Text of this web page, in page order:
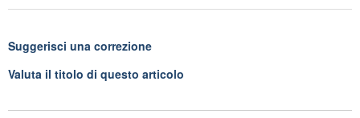
Suggerisci una correzione
Valuta il titolo di questo articolo